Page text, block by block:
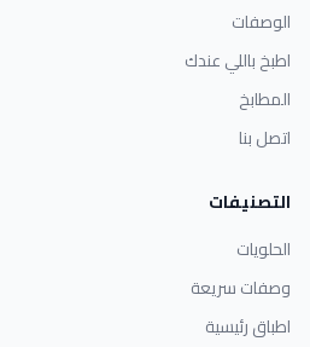
الوصفات
اطبخ باللي عندك
المطابخ
اتصل بنا
التصنيفات
الحلويات
وصفات سريعة
اطباق رئيسية